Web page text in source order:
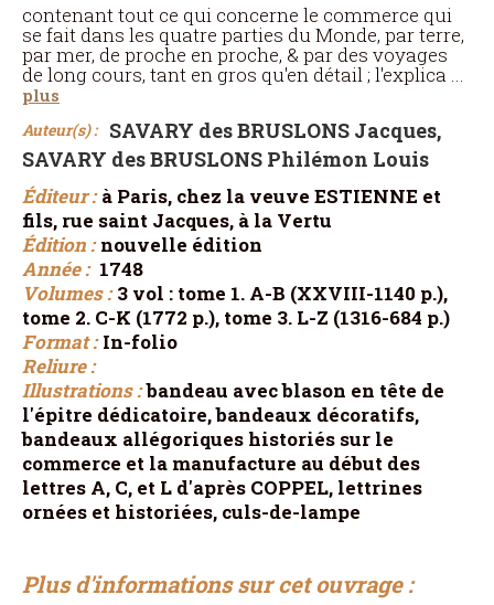
contenant tout ce qui concerne le commerce qui
se fait dans les quatre parties du Monde, par terre,
par mer, de proche en proche, & par des voyages
de long cours, tant en gros qu'en détail ; l'explica
plus
Auteur(s) :
SAVARY des BRUSLONS Jacques,
SAVARY des BRUSLONS Philémon Louis
Éditeur :à Paris, chez la veuve ESTIENNE et
fils, rue saint Jacques, à la Vertu
Édition :nouvelle édition
Année :1748
Volumes :3 vol : tome 1. A-B (XXVIII-1140 p.),
tome 2. C-K (1772 p.), tome 3. L-Z (1316-684 p.)
Format :In-folio
Reliure :
Illustrations :bandeau avec blason en tête de
l'épitre dédicatoire, bandeaux décoratifs,
bandeaux allégoriques historiés sur le
commerce et la manufacture au début des
lettres A, C, et L d'après COPPEL, lettrines
ornées et historiées, culs-de-lampe
Plus d'informations sur cet ouvrage :